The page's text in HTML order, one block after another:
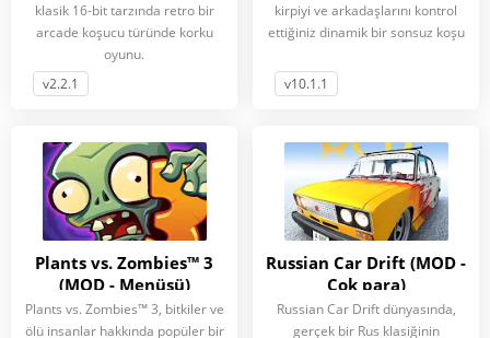
klasik 16-bit tarzında retro bir
arcade koşucu türünde korku
oyunu.
v2.2.1
kirpiyi ve arkadaşlarını kontrol
ettiğiniz dinamik bir sonsuz koşu
v10.1.1
Plants vs. Zombies™ 3
(MOD - Menüsü)
Plants vs. Zombies™ 3, bitkiler ve
ölü insanlar hakkında popüler bir
Russian Car Drift (MOD -
Çok para)
Russian Car Drift dünyasında,
gerçek bir Rus klasiğinin